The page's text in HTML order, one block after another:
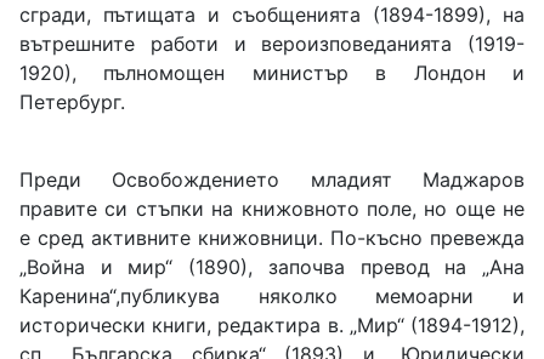
сгради, пътищата и съобщенията (1894-1899), на
вътрешните работи и вероизповеданията (1919-
1920), пълномощен министър в Лондон и
Петербург.
Преди Освобождението младият Маджаров
правите си стъпки на книжовното поле, но още не
е сред активните книжовници. По-късно превежда
„Война и мир“ (1890), започва превод на „Ана
Каренина“,публикува няколко мемоарни и
исторически книги, редактира в. „Мир“ (1894-1912),
сп. „Българска сбирка“ (1893) и „Юридически